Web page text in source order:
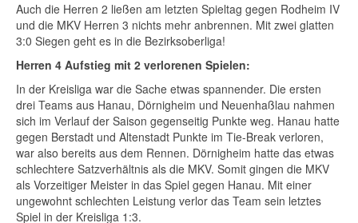
Auch die Herren 2 ließen am letzten Spieltag gegen Rodheim IV
und die MKV Herren 3 nichts mehr anbrennen. Mit zwei glatten
3:0 Siegen geht es in die Bezirksoberliga!
Herren 4 Aufstieg mit 2 verlorenen Spielen:
In der Kreisliga war die Sache etwas spannender. Die ersten
drei Teams aus Hanau, Dörnigheim und Neuenhaßlau nahmen
sich im Verlauf der Saison gegenseitig Punkte weg. Hanau hatte
gegen Berstadt und Altenstadt Punkte im Tie-Break verloren,
war also bereits aus dem Rennen. Dörnigheim hatte das etwas
schlechtere Satzverhältnis als die MKV. Somit gingen die MKV
als Vorzeitiger Meister in das Spiel gegen Hanau. Mit einer
ungewohnt schlechten Leistung verlor das Team sein letztes
Spiel in der Kreisliga 1:3.